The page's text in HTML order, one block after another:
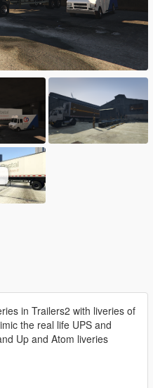
in Trailers2 with liveries of
the real life UPS and
Up and Atom liveries